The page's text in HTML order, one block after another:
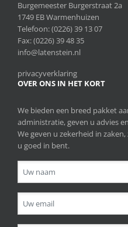
Burgemeester Burgerstraat 2a
1749 EB Warmenhuizen
Telefoon:(0226) 39 13 07
Fax: (0226) 39 48 35
info@latenstein.nl
privacyverklaring
OVER ONS IN HET KORT
We bieden een breed pakket
administratie, geven u advies
We geven u zekerheid in
u goed in bent.